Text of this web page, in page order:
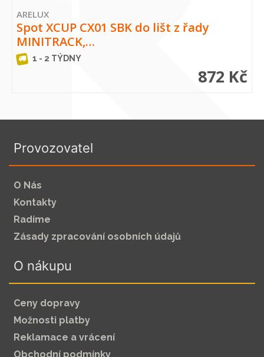
ARELUX
Spot XCUP CX01 SBK do lišt z řady
MINITRACK,…
1 - 2 TÝDNY
872 Kč
Provozovatel
O Nás
Kontakty
Radíme
Zásady zpracování osobních údajů
O nákupu
Ceny dopravy
Možnosti platby
Reklamace a vrácení
Obchodní podmínky